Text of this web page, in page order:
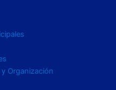
Organización